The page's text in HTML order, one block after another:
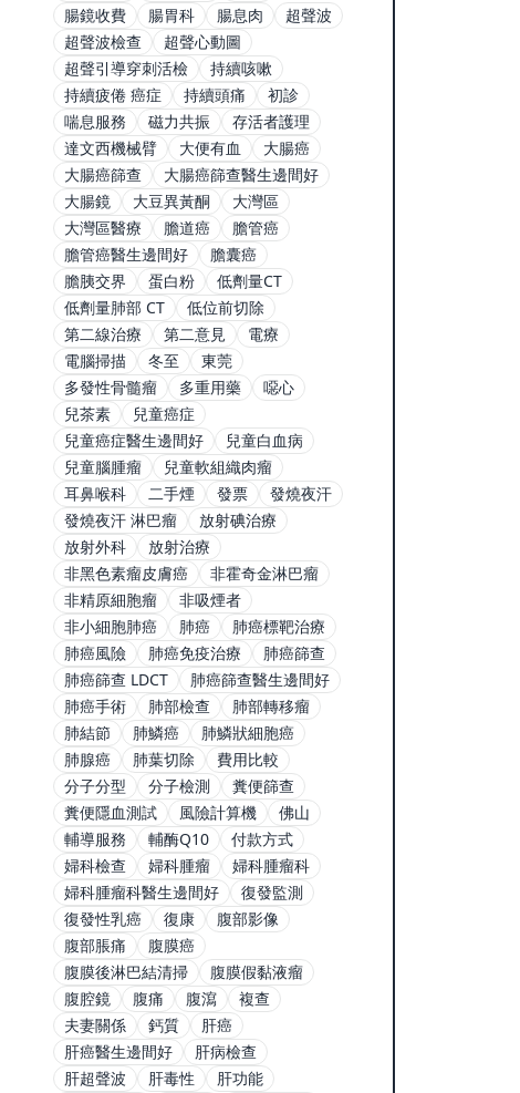
腸鏡收費
腸胃科 腸息肉
超聲波
超聲波檢查
超聲心動圖
超聲引導穿刺活檢
持續咳嗽
持續疲倦 癌症
持續頭痛
初診
喘息服務
磁力共振
存活者護理
達文西機械臂
大便有血
大腸癌
大腸癌篩查
大腸癌篩查醫生邊間好
大腸鏡
大豆異黃酮
大灣區
大灣區醫療
膽道癌
膽管癌
膽管癌醫生邊間好
膽囊癌
膽胰交界
蛋白粉
低劑量CT
低劑量肺部 CT
低位前切除
第二線治療
第二意見
電療
電腦掃描
冬至
東莞
多發性骨髓瘤
多重用藥
噁心
兒茶素
兒童癌症
兒童癌症醫生邊間好
兒童白血病
兒童腦腫瘤
兒童軟組織肉瘤
耳鼻喉科
二手煙 發票
發燒夜汗
發燒夜汗 淋巴瘤
放射碘治療
放射外科
放射治療
非黑色素瘤皮膚癌
非霍奇金淋巴瘤
非精原細胞瘤
非吸煙者
非小細胞肺癌
肺癌
肺癌標靶治療
肺癌風險
肺癌免疫治療
肺癌篩查
肺癌篩查 LDCT
肺癌篩查醫生邊間好
肺癌手術
肺部檢查
肺部轉移瘤
肺結節
肺鱗癌
肺鱗狀細胞癌
肺腺癌
肺葉切除
費用比較
分子分型
分子檢測
糞便篩查
糞便隱血測試
風險計算機
佛山
輔導服務
輔酶Q10
付款方式
婦科檢查
婦科腫瘤
婦科腫瘤科
婦科腫瘤科醫生邊間好
復發監測
復發性乳癌
復康
腹部影像
腹部脹痛
腹膜癌
腹膜後淋巴結清掃
腹膜假黏液瘤
腹腔鏡
腹痛 腹瀉
複查
夫妻關係
鈣質
肝癌
肝癌醫生邊間好
肝病檢查
肝超聲波
肝毒性
肝功能